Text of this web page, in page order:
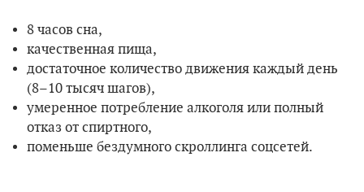
8 часов сна,
качественная пища,
достаточное количество движения каждый день
(8–10 тысяч шагов),
умеренное потребление алкоголя или полный
отказ от спиртного,
поменьше бездумного скроллинга соцсетей.